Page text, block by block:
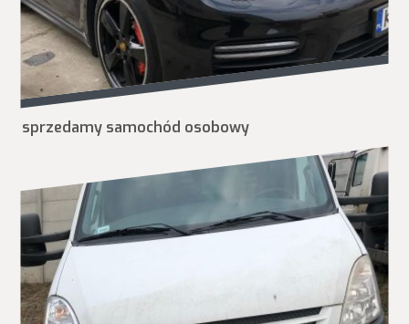
sprzedamy samochód osobowy